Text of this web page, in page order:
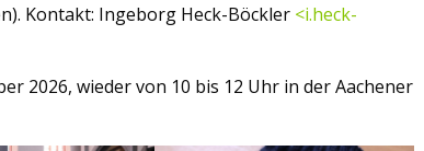
Kontakt: Ingeborg Heck-Böckler <i.heck-
2026, wieder von 10 bis 12 Uhr in der Aachener